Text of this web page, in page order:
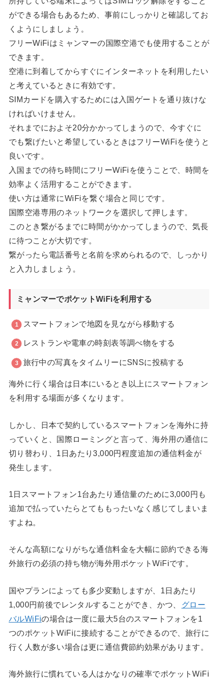
ができる場合もあるため、事前にしっかりと確認してお
くようにしましょう。
フリーWiFiはミャンマーの国際空港でも使用することが
できます。
空港に到着してからすぐにインターネットを利用したい
と考えているときに有効です。
SIMカードを購入するためには入国ゲートを通り抜けな
ければいけません。
それまでにおよそ20分かかってしまうので、今すぐに
でも繋げたいと希望しているときはフリーWiFiを使うと
良いです。
入国までの待ち時間にフリーWiFiを使うことで、時間を
効率よく活用することができます。
使い方は通常にWiFiを繋ぐ場合と同じです。
国際空港専用のネットワークを選択して押します。
このとき繋がるまでに時間がかかってしまうので、気長
に待つことが大切です。
繋がったら電話番号と名前を求められるので、しっかり
と入力しましょう。
ミャンマーでポケットWiFiを利用する
スマートフォンで地図を見ながら移動する
レストランや電車の時刻表等調べ物をする
旅行中の写真をタイムリーにSNSに投稿する
海外に行く場合は日本にいるとき以上にスマートフォン
を利用する場面が多くなります。
しかし、日本で契約しているスマートフォンを海外に持
っていくと、国際ローミングと言って、海外用の通信に
切り替わり、1日あたり3,000円程度追加の通信料金が
発生します。
1日スマートフォン1台あたり通信量のために3,000円も
追加で払っていたらとてももったいなく感じてしまいま
すよね。
そんな高額になりがちな通信料金を大幅に節約できる海
外旅行の必須の持ち物が海外用ポケットWiFiです。
国やプランによっても多少変動しますが、1日あたり
1,000円前後でレンタルすることができ、かつ、
グロー
バルWiFiの場合は一度に最大5台のスマートフォンを1
つのポケットWiFiに接続することができるので、旅行に
行く人数が多い場合は更に通信費節約効果があります。
海外旅行に慣れている人はかなりの確率でポケットWiFi